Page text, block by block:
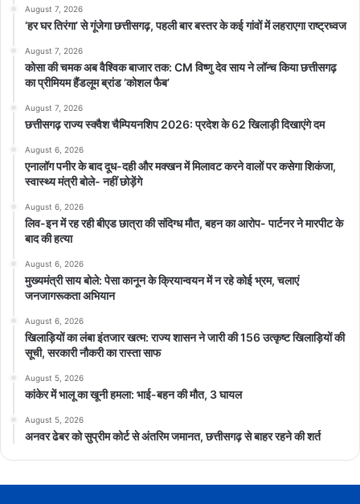
August 7, 2026
‘हर घर तिरंगा’ से गूंजेगा छत्तीसगढ़, पहली बार बस्तर के कई गांवों में लहराएगा राष्ट्रध्वज
August 7, 2026
कोसा की चमक अब वैश्विक बाजार तक: CM विष्णु देव साय ने लॉन्च किया छत्तीसगढ़
का प्रीमियम हैंडलूम ब्रांड ‘कोशल फैब’
August 7, 2026
छत्तीसगढ़ राज्य स्क्वैश चैम्पियनशिप 2026: प्रदेश के 62 खिलाड़ी दिखाएंगे दम
August 6, 2026
एनालॉग पनीर के बाद दूध-दही और मक्खन में मिलावट करने वालों पर कसेगा शिकंजा,
स्वास्थ्य मंत्री बोले- नहीं छोड़ेंगे
August 6, 2026
लिव-इन में रह रही बीएड छात्रा की संदिग्ध मौत, बहन का आरोप- पार्टनर ने मारपीट के
बाद की हत्या
August 6, 2026
मुख्यमंत्री साय बोले: पेसा कानून के क्रियान्वयन में न रहे कोई भ्रम, चलाएं
जनजागरूकता अभियान
August 6, 2026
खिलाड़ियों का लंबा इंतजार खत्म: राज्य शासन ने जारी की 156 उत्कृष्ट खिलाड़ियों की
सूची, सरकारी नौकरी का रास्ता साफ
August 5, 2026
कांकेर में भालू का खूनी हमला: भाई-बहन की मौत, 3 घायल
August 5, 2026
अनवर ढेबर को सुप्रीम कोर्ट से अंतरिम जमानत, छत्तीसगढ़ से बाहर रहने की शर्त